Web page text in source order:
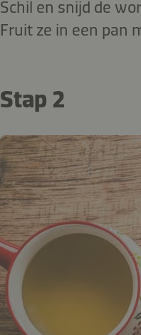
Schil en snijd de
Fruit ze in een pan
Stap 2